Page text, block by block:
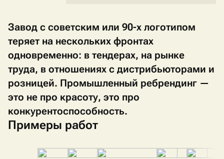
Завод с советским или 90-х логотипом
теряет на нескольких фронтах
одновременно: в тендерах, на рынке
труда, в отношениях с дистрибьюторами и
розницей. Промышленный ребрендинг —
это не про красоту, это про
конкурентоспособность.
Примеры работ